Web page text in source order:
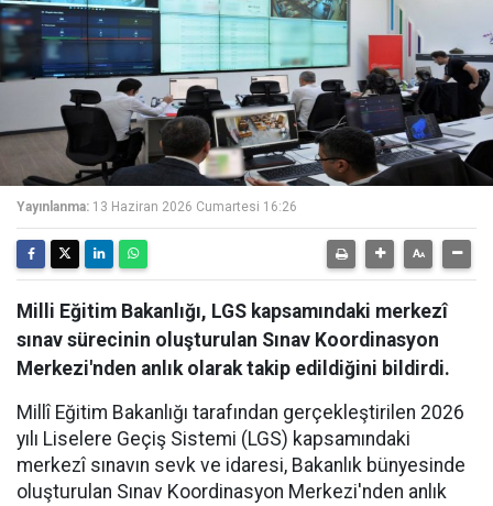
Yayınlanma: 13 Haziran 2026 Cumartesi 16:26
Milli Eğitim Bakanlığı, LGS kapsamındaki merkezî
sınav sürecinin oluşturulan Sınav Koordinasyon
Merkezi'nden anlık olarak takip edildiğini bildirdi.
Millî Eğitim Bakanlığı tarafından gerçekleştirilen 2026
yılı Liselere Geçiş Sistemi (LGS) kapsamındaki
merkezî sınavın sevk ve idaresi, Bakanlık bünyesinde
oluşturulan Sınav Koordinasyon Merkezi'nden anlık